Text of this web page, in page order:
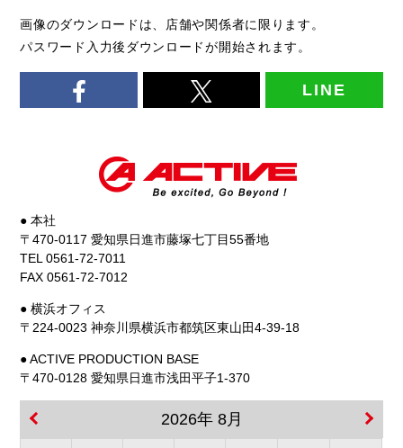
画像のダウンロードは、店舗や関係者に限ります。
パスワード入力後ダウンロードが開始されます。
LINE
● 本社
〒470-0117 愛知県日進市藤塚七丁目55番地
TEL 0561-72-7011
FAX 0561-72-7012
● 横浜オフィス
〒224-0023 神奈川県横浜市都筑区東山田4-39-18
● ACTIVE PRODUCTION BASE
〒470-0128 愛知県日進市浅田平子1-370
2026年 8月